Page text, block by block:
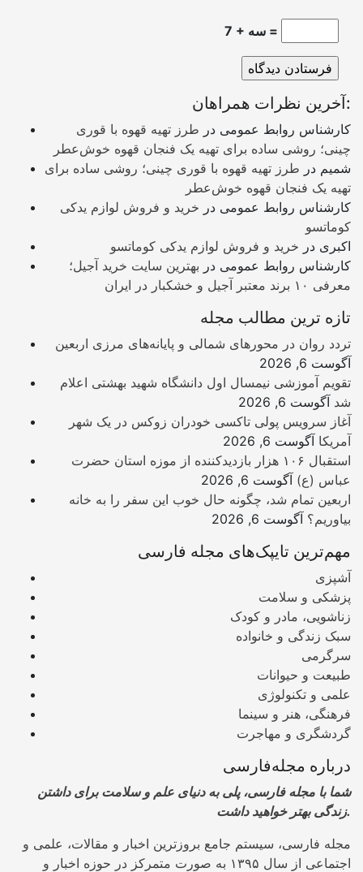
7 + سه =
آخرین نظرات همراهان:
کارشناس روابط عمومی در طرز تهیه قهوه با قوری
چینی؛ روشی ساده برای تهیه یک فنجان قهوه خوش‌عطر
شمیم در طرز تهیه قهوه با قوری چینی؛ روشی ساده برای
تهیه یک فنجان قهوه خوش‌عطر
کارشناس روابط عمومی در خرید و فروش لوازم یدکی
کوماتسو
اکبری در خرید و فروش لوازم یدکی کوماتسو
کارشناس روابط عمومی در بهترین سایت خرید آجیل؛
معرفی ۱۰ برند معتبر آجیل و خشکبار در ایران
تازه ترین مطالب مجله
تردد روان در محورهای شمالی و پایانه‌های مرزی اربعین
آگوست 6, 2026
تقویم آموزشی نیمسال اول دانشگاه شهید بهشتی اعلام
شد آگوست 6, 2026
آغاز سرویس پولی تاکسی خودران زوکس در یک شهر
آمریکا آگوست 6, 2026
استقبال ۱۰۶ هزار بازدیدکننده از موزه استان حضرت
عباس (ع) آگوست 6, 2026
اربعین تمام شد، چگونه حال خوب این سفر را به خانه
بیاوریم؟ آگوست 6, 2026
مهم‌ترین تایپک‌های مجله فارسی
آشپزی
پزشکی و سلامت
زناشویی، مادر و کودک
سبک زندگی و خانواده
سرگرمی
طبیعت و حیوانات
علمی و تکنولوژی
فرهنگی، هنر و سینما
گردشگری و مهاجرت
درباره مجله‌فارسی
شما با مجله فارسی، پلی به دنیای علم و سلامت برای داشتن
زندگی بهتر خواهید داشت.
مجله فارسی، سیستم جامع بروزترین اخبار و مقالات، علمی و
اجتماعی از سال ۱۳۹۵ به صورت متمرکز در حوزه اخبار و